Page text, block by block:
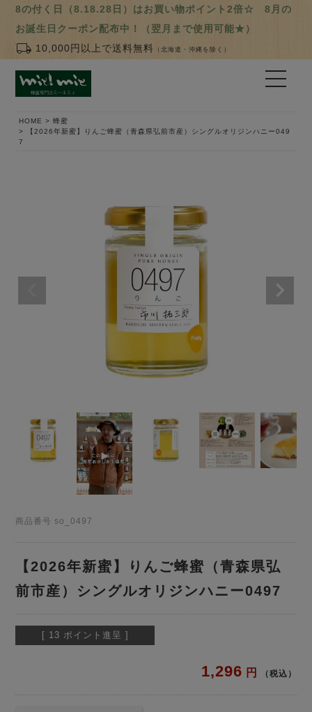
8の付く日（8.18.28日）はお買い物ポイント2倍☆ 8月の
お誕生日クーポン配布中！（翌月まで使用可能★）
local_shipping 10,000円以上で送料無料 （北海道・沖縄を除く）
HOME
蜂蜜
【2026年新蜜】りんご蜂蜜（青森県弘前市産）シングルオリジンハニー049
7
商品番号 so_0497
【2026年新蜜】りんご蜂蜜（青森県弘
前市産）シングルオリジンハニー0497
[ 13 ポイント進呈 ]
1,296 税込